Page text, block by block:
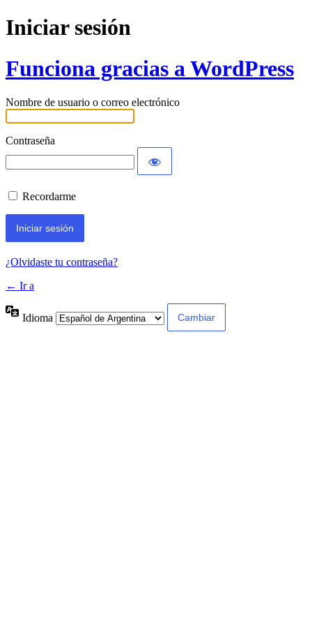
Iniciar sesión
Funciona gracias a WordPress
Nombre de usuario o correo electrónico
Contraseña
Recordarme
¿Olvidaste tu contraseña?
← Ir a
Idioma